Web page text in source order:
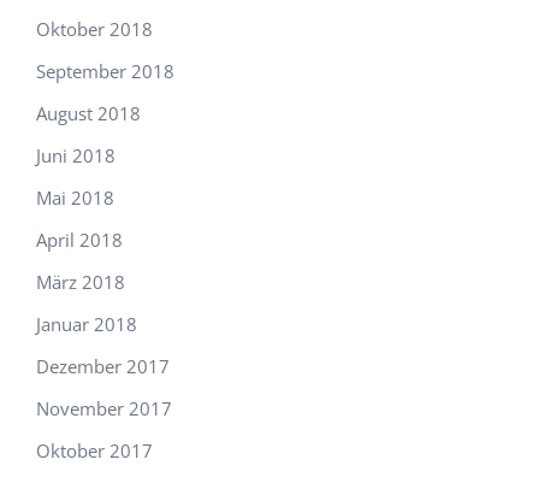
Oktober 2018
September 2018
August 2018
Juni 2018
Mai 2018
April 2018
März 2018
Januar 2018
Dezember 2017
November 2017
Oktober 2017